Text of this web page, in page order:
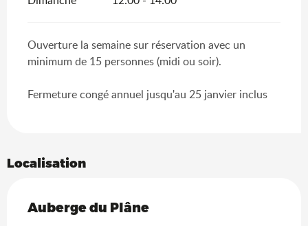
Ouverture la semaine sur réservation avec un
minimum de 15 personnes (midi ou soir).
Fermeture congé annuel jusqu'au 25 janvier inclus
Localisation
Auberge du Plâne